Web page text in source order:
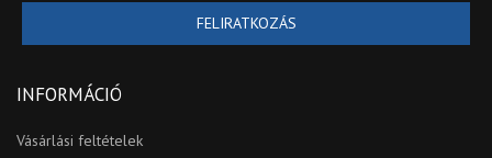
FELIRATKOZÁS
INFORMÁCIÓ
Vásárlási feltételek